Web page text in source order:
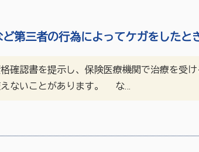
第三者の行為によってケガをした
確認書を提示し、保険医療機関で治療を受
えないことがあります。 な…